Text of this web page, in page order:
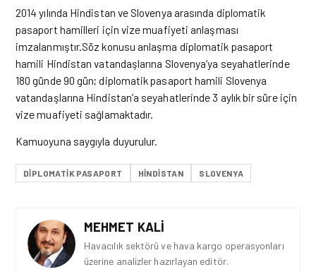
2014 yılında Hindistan ve Slovenya arasında diplomatik
pasaport hamilleri için vize muafiyeti anlaşması
imzalanmıştır.Söz konusu anlaşma diplomatik pasaport
hamili Hindistan vatandaşlarına Slovenya’ya seyahatlerinde
180 günde 90 gün; diplomatik pasaport hamili Slovenya
vatandaşlarına Hindistan’a seyahatlerinde 3 aylık bir süre için
vize muafiyeti sağlamaktadır.
Kamuoyuna saygıyla duyurulur.
DIPLOMATIK PASAPORT HINDISTAN SLOVENYA
MEHMET KALI
Havacılık sektörü ve hava kargo operasyonları
üzerine analizler hazırlayan editör.